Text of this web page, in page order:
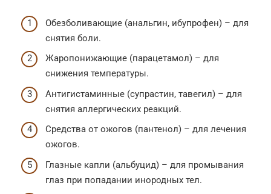
Обезболивающие (анальгин, ибупрофен) – для
снятия боли.
Жаропонижающие (парацетамол) – для
снижения температуры.
Антигистаминные (супрастин, тавегил) – для
снятия аллергических реакций.
Средства от ожогов (пантенол) – для лечения
ожогов.
Глазные капли (альбуцид) – для промывания
глаз при попадании инородных тел.